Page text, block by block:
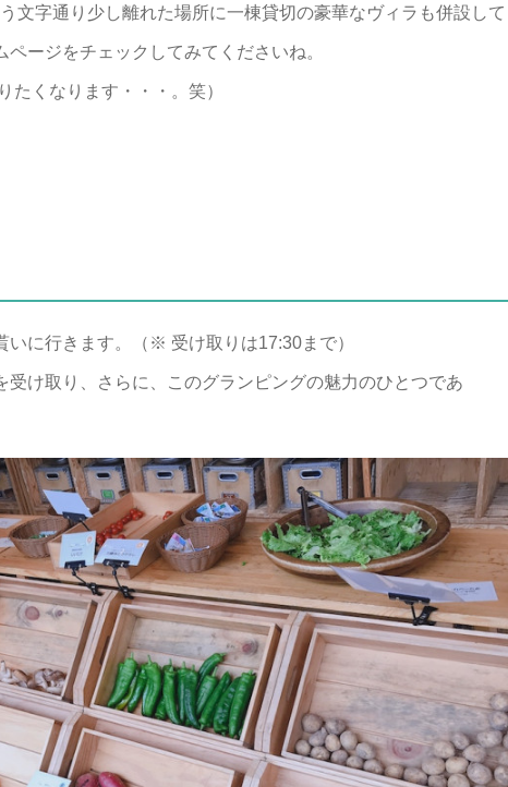
文字通り少し離れた場所に一棟貸切の豪華なヴィラも併設して
ージをチェックしてみてくださいね。
たくなります・・・。笑）
に行きます。（※ 受け取りは17:30まで）
受け取り、さらに、このグランピングの魅力のひとつであ